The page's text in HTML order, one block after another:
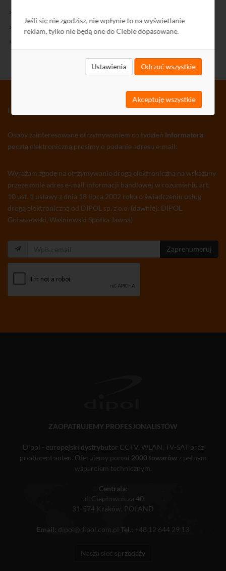
Jeśli się nie zgodzisz, nie wpłynie to na wyświetlanie
reklam, tylko nie będą one do Ciebie dopasowane.
Ustawienia Odrzuć wszystkie
Akceptuję wszystkie
Polityka Prywatności
INFORMATOR TV-SAT CCTV WLAN
Osoby zainteresowane otrzymywaniem co tydzień Informatora
pocztą elektroniczną prosimy o podanie adresu e-mail:
Wyrażam zgodę na otrzymywanie drogą elektroniczną na wskazany
przeze mnie adres e-mail informacji handlowej w rozumieniu art.
10 ust. 1 ustawy z dnia 18 lipca 2002 roku o świadczeniu usług
drogą elektroniczną od DIPOL sp. z o.o. (dawniej: DIPOL
Gołaszewski, Waśniowski Spółka Jawna)
Zaprenumeruj
ZAOPATRUJEMY PROFESJONALISTÓW
Dipol - europejski dystrybutor CCTV, WLAN, TV-SAT oraz
producent anten. Oferujemy ponad 2000 towarówz pełnym
wsparciem technicznym.
Centrala:
ul. Ciepłownicza 40
31-574 Kraków, POLAND
Email: dipol@dipol.com.pl Tel.: +48 12 644 29 13
Nasza sieć sprzedaży